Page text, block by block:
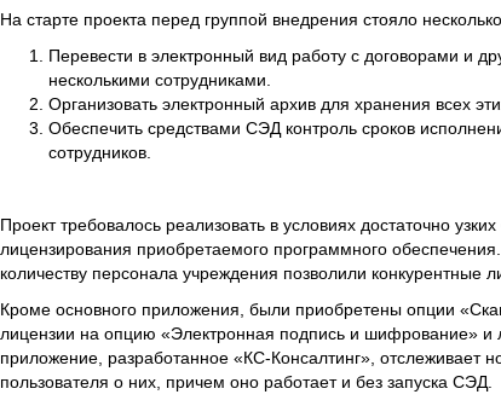
На старте проекта перед группой внедрения стояло
Перевести в электронный вид работу с договорами и
несколькими сотрудниками.
Организовать электронный архив для хранения всех
Обеспечить средствами СЭД контроль сроков
сотрудников.
Проект требовалось реализовать в условиях достаточно
лицензирования приобретаемого программного
количеству персонала учреждения позволили конкурентные
Кроме основного приложения, были приобретены опции
лицензии на опцию «Электронная подпись и шифрование»
приложение, разработанное «КС-Консалтинг», отслеживает
пользователя о них, причем оно работает и без запуска СЭД.